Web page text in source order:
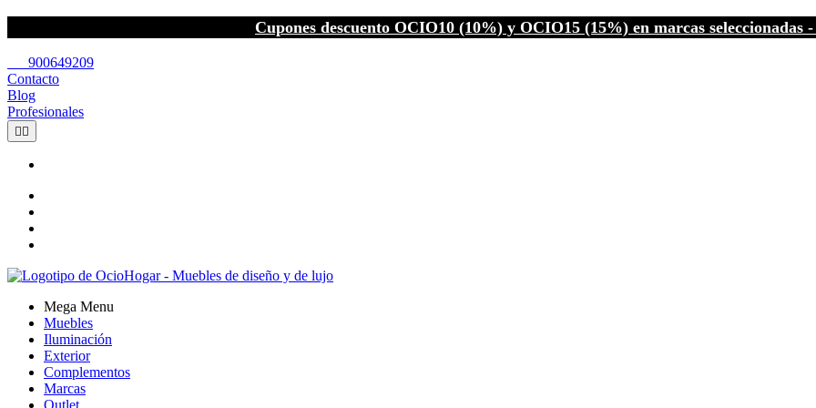
Cupones descuento OCIO10 (10%) y OCIO15 (15%) en marcas seleccionadas
900649209
Contacto
Blog
Profesionales
 
Mega Menu
Muebles
Iluminación
Exterior
Complementos
Marcas
Outlet